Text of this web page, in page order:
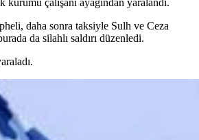
kurumu çalışanı ayağından yaralandı.
daha sonra taksiyle Sulh ve Ceza
da silahlı saldırı düzenledi.